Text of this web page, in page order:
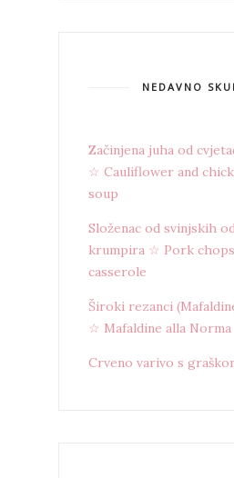
NEDAVNO
Začinjena juha od
☆ Cauliflower and
soup
Složenac od svinjskih
krumpira ☆ Pork
casserole
Široki rezanci
☆ Mafaldine alla Norma
Crveno varivo s